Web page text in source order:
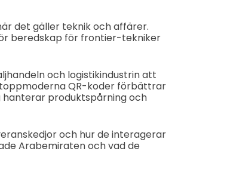
det gäller teknik och affärer.
beredskap för frontier-tekniker
och logistikindustrin att
QR-koder förbättrar
produktspårning och
och hur de interagerar
Arabemiraten och vad de